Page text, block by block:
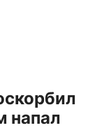
напал